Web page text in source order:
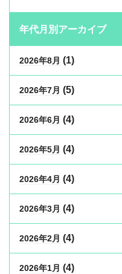
年代月別アーカイブ
2026年8月 (1)
2026年7月 (5)
2026年6月 (4)
2026年5月 (4)
2026年4月 (4)
2026年3月 (4)
2026年2月 (4)
2026年1月 (4)